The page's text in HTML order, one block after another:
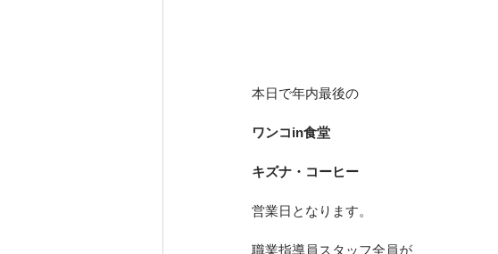
本日で年内最後の
ワンコin食堂
キズナ・コーヒー
営業日となります。
職業指導員スタッフ全員が、